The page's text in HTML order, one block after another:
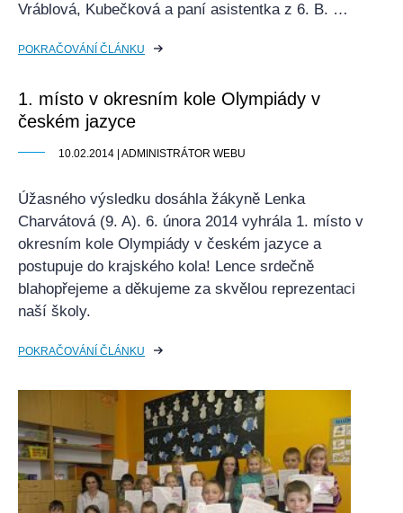
Vráblová, Kubečková a paní asistentka z 6. B. …
POKRAČOVÁNÍ ČLÁNKU
1. místo v okresním kole Olympiády v
českém jazyce
10.02.2014 | ADMINISTRÁTOR WEBU
Úžasného výsledku dosáhla žákyně Lenka
Charvátová (9. A). 6. února 2014 vyhrála 1. místo v
okresním kole Olympiády v českém jazyce a
postupuje do krajského kola! Lence srdečně
blahopřejeme a děkujeme za skvělou reprezentaci
naší školy.
POKRAČOVÁNÍ ČLÁNKU